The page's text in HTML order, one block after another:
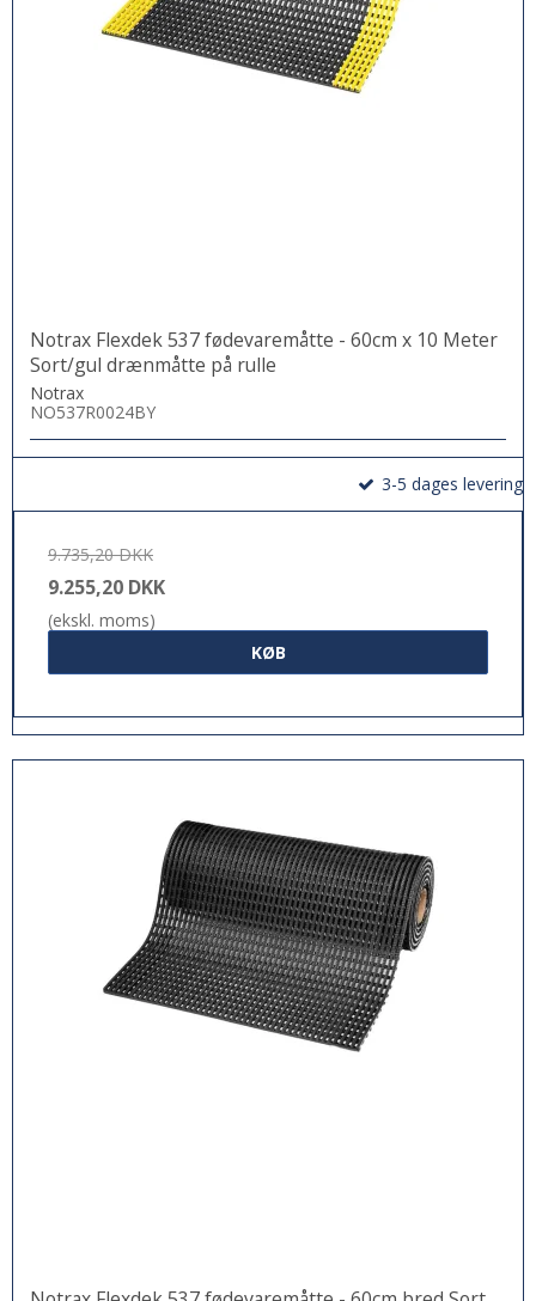
Notrax Flexdek 537 fødevaremåtte - 60cm x 10 Meter
Sort/gul drænmåtte på rulle
Notrax
NO537R0024BY
3-5 dages levering
9.735,20 DKK
9.255,20 DKK
(ekskl. moms)
KØB